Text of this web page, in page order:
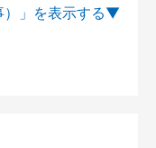
）」を